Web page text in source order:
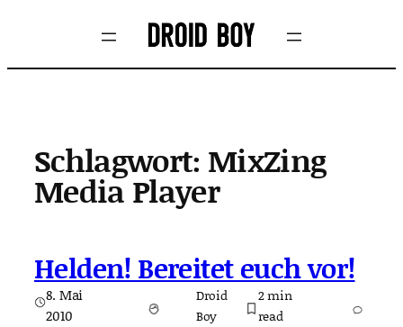
springen
Schlagwort: MixZing
Media Player
Helden! Bereitet euch vor!
8. Mai
2010
Droid
Boy
2min
read